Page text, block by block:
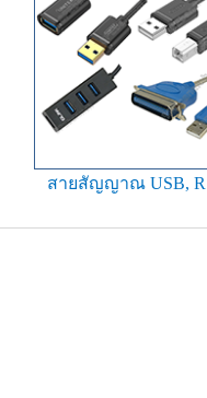
สายสัญญาณ USB,